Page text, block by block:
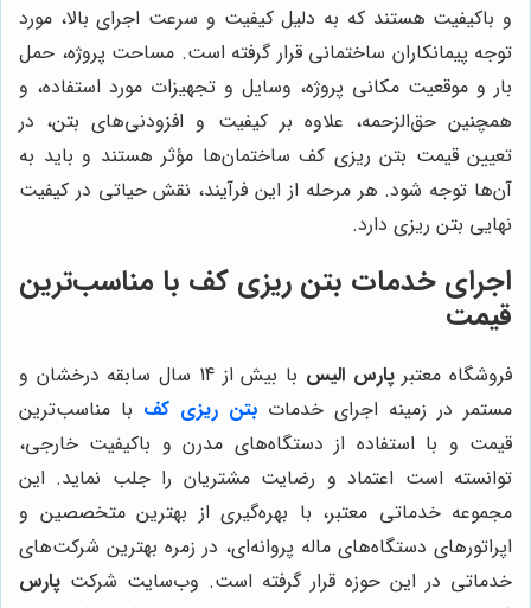
و باکیفیت هستند که به دلیل کیفیت و سرعت اجرای بالا، مورد
توجه پیمانکاران ساختمانی قرار گرفته است. مساحت پروژه، حمل
بار و موقعیت مکانی پروژه، وسایل و تجهیزات مورد استفاده، و
همچنین حق‌الزحمه، علاوه بر کیفیت و افزودنی‌های بتن، در
تعیین قیمت بتن ریزی کف ساختمان‌ها مؤثر هستند و باید به
آن‌ها توجه شود. هر مرحله از این فرآیند، نقش حیاتی در کیفیت
نهایی بتن ریزی دارد.
اجرای خدمات بتن ریزی کف با مناسب‌ترین
قیمت
فروشگاه معتبرپارس الیس
با بیش از 14 سال سابقه درخشان و
مستمر در زمینه اجرای خدمات بتن ریزی کف با مناسب‌ترین
قیمت و با استفاده از دستگاه‌های مدرن و باکیفیت خارجی،
توانسته است اعتماد و رضایت مشتریان را جلب نماید. این
مجموعه خدماتی معتبر، با بهره‌گیری از بهترین متخصصین و
اپراتورهای دستگاه‌های ماله پروانه‌ای، در زمره بهترین شرکت‌های
خدماتی در این حوزه قرار گرفته است. وب‌سایت شرکت پارس